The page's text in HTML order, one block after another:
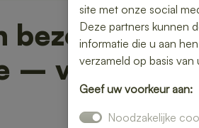
bezorgen in
– vers, snel
site met onze social
Deze partners kunnen
informatie die u aan
verzameld op basis
Geef uw voorkeur aan:
Noodzakelijke